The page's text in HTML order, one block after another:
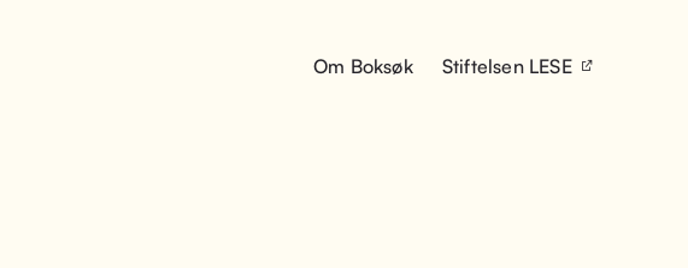
Om Boksøk Stiftelsen LESE